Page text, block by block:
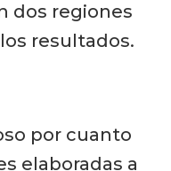
dos regiones
resultados.
por cuanto
elaboradas a